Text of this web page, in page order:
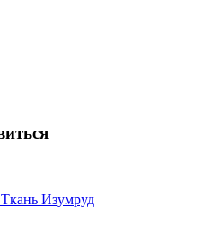
Изумруд